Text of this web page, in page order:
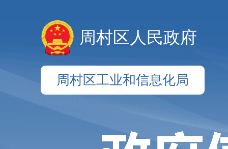
周村区人民政府
周村区工业和信息化局